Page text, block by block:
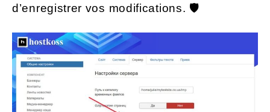
d’enregistrer vos modifications. 🛡️